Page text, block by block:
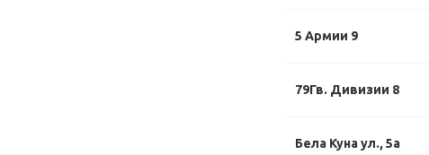
5 Армии 9
79Гв. Дивизии 8
Бела Куна ул., 5а